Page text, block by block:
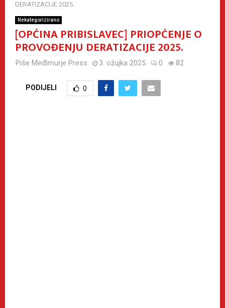
DERATIZACIJE 2025.
Nekategorizirano
[OPĆINA PRIBISLAVEC] PRIOPĆENJE O
PROVOĐENJU DERATIZACIJE 2025.
Piše Međimurje Press 3. ožujka 2025 0 82
PODIJELI 0